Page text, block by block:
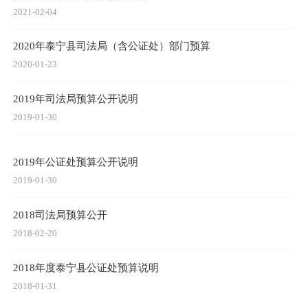
2021-02-04
2020年泰宁县司法局（含公证处）部门预算
2020-01-23
2019年司法局预算公开说明
2019-01-30
2019年公证处预算公开说明
2019-01-30
2018司法局预算公开
2018-02-20
2018年度泰宁县公证处预算说明
2018-01-31